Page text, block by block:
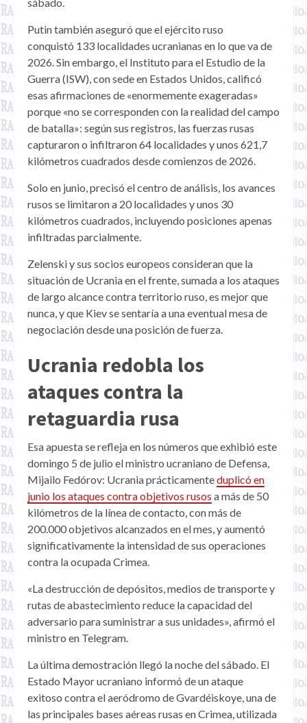
sábado.
Putin también aseguró que el ejército ruso
conquistó 133 localidades ucranianas en lo que va de
2026. Sin embargo, el Instituto para el Estudio de la
Guerra (ISW), con sede en Estados Unidos, calificó
esas afirmaciones de «enormemente exageradas»
porque «no se corresponden con la realidad del campo
de batalla»: según sus registros, las fuerzas rusas
capturaron o infiltraron 64 localidades y unos 621,7
kilómetros cuadrados desde comienzos de 2026.
Solo en junio, precisó el centro de análisis, los avances
rusos se limitaron a 20 localidades y unos 30
kilómetros cuadrados, incluyendo posiciones apenas
infiltradas parcialmente.
Zelenski y sus socios europeos consideran que la
situación de Ucrania en el frente, sumada a los ataques
de largo alcance contra territorio ruso, es mejor que
nunca, y que Kiev se sentaría a una eventual mesa de
negociación desde una posición de fuerza.
Ucrania redobla los
ataques contra la
retaguardia rusa
Esa apuesta se refleja en los números que exhibió este
domingo 5 de julio el ministro ucraniano de Defensa,
Mijailo Fedórov: Ucrania prácticamenteduplicó en
junio los ataques contra objetivos rusos a más de 50
kilómetros de la línea de contacto, con más de
200.000 objetivos alcanzados en el mes, y aumentó
significativamente la intensidad de sus operaciones
contra la ocupada Crimea.
«La destrucción de depósitos, medios de transporte y
rutas de abastecimiento reduce la capacidad del
adversario para suministrar a sus unidades», afirmó el
ministro en Telegram.
La última demostración llegó la noche del sábado. El
Estado Mayor ucraniano informó de un ataque
exitoso contra el aeródromo de Gvardéiskoye, una de
las principales bases aéreas rusas en Crimea, utilizada